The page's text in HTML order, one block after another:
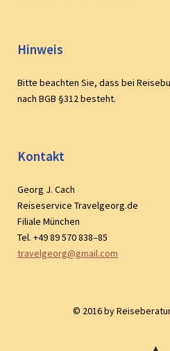
Hinweis
Bitte beachten Sie, dass bei
nach BGB §312 besteht.
Kontakt
Georg J. Cach
Reiseservice Travelgeorg.de
Filiale München
Tel. +49 89 570 838–85
travelgeorg@gmail.com
© 2016 by